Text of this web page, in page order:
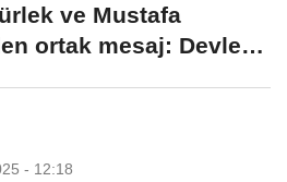
ve Mustafa
ortak mesaj: Devlet
- 12:18